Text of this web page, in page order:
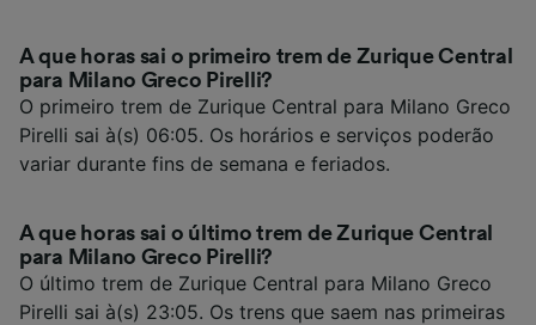
A que horas sai o primeiro trem de Zurique Central
para Milano Greco Pirelli?
O primeiro trem de Zurique Central para Milano Greco
Pirelli sai à(s) 06:05. Os horários e serviços poderão
variar durante fins de semana e feriados.
A que horas sai o último trem de Zurique Central
para Milano Greco Pirelli?
O último trem de Zurique Central para Milano Greco
Pirelli sai à(s) 23:05. Os trens que saem nas primeiras